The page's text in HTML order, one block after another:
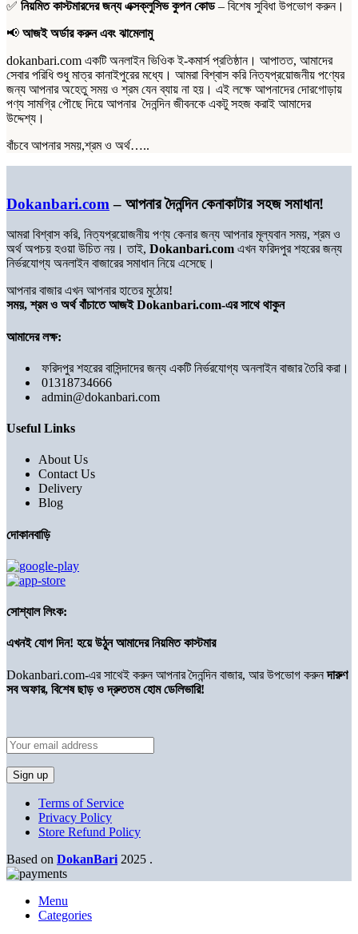
✅ নিয়মিত কাস্টমারদের জন্য এক্সক্লুসিভ কুপন কোড– বিশেষ সুবিধা উপভোগ করুন।
📢 আজই অর্ডার করুন এবং ঝামেলামু
dokanbari.com একটি অনলাইন ভিওিক ই-কমার্স প্রতিষ্ঠান। আপাতত, আমাদের
সেবার পরিধি শুধু মাত্র কানাইপুরের মধ্যে। আমরা বিশ্বাস করি নিত্যপ্রয়োজনীয় পণ্যের
জন্য আপনার অহেতু সময় ও শ্রম যেন ব্যায় না হয়। এই লক্ষে আপনাদের দোরগোড়ায়
পণ্য সামগ্রি পৌছে দিয়ে আপনার দৈনন্দিন জীবনকে একটু সহজ করাই আমাদের
উদ্দেশ্য।
বাঁচবে আপনার সময়,শ্রম ও অর্থ…..
Dokanbari.com – আপনার দৈনন্দিন কেনাকাটার সহজ সমাধান!
আমরা বিশ্বাস করি, নিত্যপ্রয়োজনীয় পণ্য কেনার জন্য আপনার মূল্যবান সময়, শ্রম ও
অর্থ অপচয় হওয়া উচিত নয়। তাই, Dokanbari.com এখন ফরিদপুর শহরের জন্য
নির্ভরযোগ্য অনলাইন বাজারের সমাধান নিয়ে এসেছে।
আপনার বাজার এখন আপনার হাতের মুঠোয়!
সময়, শ্রম ও অর্থ বাঁচাতে আজই Dokanbari.com-এর সাথে থাকুন
আমাদের লক্ষ:
ফরিদপুর শহরের বাসিন্দাদের জন্য একটি নির্ভরযোগ্য অনলাইন বাজার তৈরি করা।
01318734666
admin@dokanbari.com
Useful Links
About Us
Contact Us
Delivery
Blog
দোকানবাড়ি
সোশ্যাল লিংক:
এখনই যোগ দিন! হয়ে উঠুন আমাদের নিয়মিত কাস্টমার
Dokanbari.com-এর সাথেই করুন আপনার দৈনন্দিন বাজার, আর উপভোগ করুনদারুণ
সব অফার, বিশেষ ছাড় ও দ্রুততম হোম ডেলিভারি!
Terms of Service
Privacy Policy
Store Refund Policy
Based on DokanBari 2025 .
Menu
Categories